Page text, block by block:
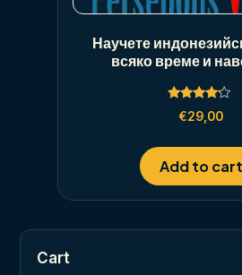
Научете
всяко време и
Rated
4.00
€29,00
Add to cart
Cart